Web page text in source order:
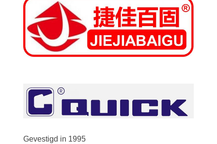
Gevestigd in 1995